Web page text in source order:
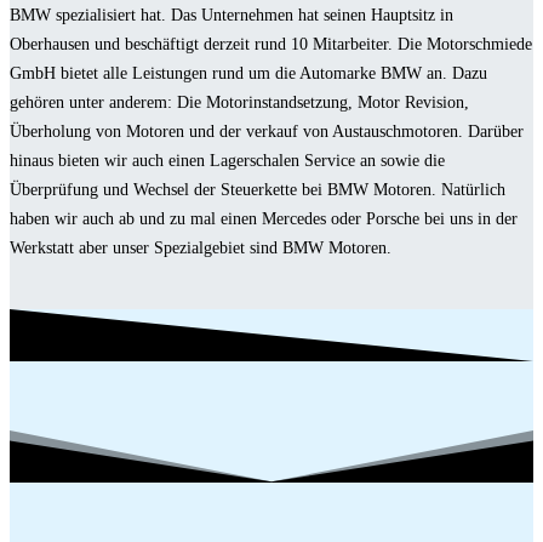
BMW spezialisiert hat. Das Unternehmen hat seinen Hauptsitz in
Oberhausen und beschäftigt derzeit rund 10 Mitarbeiter. Die Motorschmiede
GmbH bietet alle Leistungen rund um die Automarke BMW an. Dazu
gehören unter anderem: Die Motorinstandsetzung, Motor Revision,
Überholung von Motoren und der verkauf von Austauschmotoren. Darüber
hinaus bieten wir auch einen Lagerschalen Service an sowie die
Überprüfung und Wechsel der Steuerkette bei BMW Motoren. Natürlich
haben wir auch ab und zu mal einen Mercedes oder Porsche bei uns in der
Werkstatt aber unser Spezialgebiet sind BMW Motoren.